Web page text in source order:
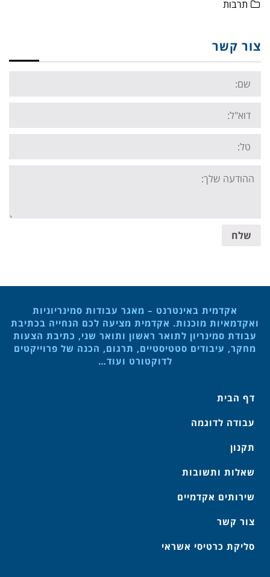
תרבות
צור קשר
Name:
Email:
Tel:
Your
message:
שלח
אקדמית באינטרנט – מאגר עבודות סמינריוניות
ואקדמאיות מוכנות. אקדמית מציעה לכם הנחייה בכתיבת
עבודת סמינריון לתואר ראשון ותואר שני, כתיבת הצעות
מחקר, עיבודים סטטיסטיים, תרגום, הכנה של פרוייקטים
לדוקטורט ועוד…
דף הבית
עבודה לדוגמה
תקנון
שאלות ותשובות
שירותים אקדמיים
צור קשר
סליקת כרטיסי אשראי